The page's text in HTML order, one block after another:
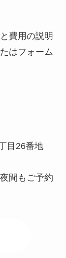
費用の説明
はフォーム
目26番地
間もご予約